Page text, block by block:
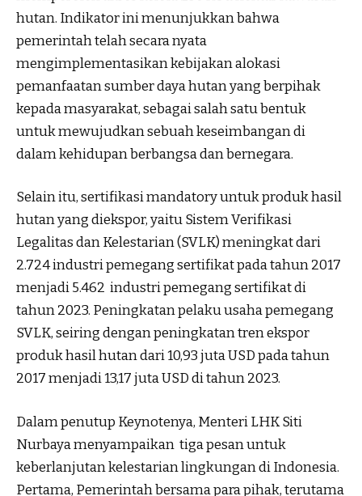
hutan. Indikator ini menunjukkan bahwa
pemerintah telah secara nyata
mengimplementasikan kebijakan alokasi
pemanfaatan sumber daya hutan yang berpihak
kepada masyarakat, sebagai salah satu bentuk
untuk mewujudkan sebuah keseimbangan di
dalam kehidupan berbangsa dan bernegara.
Selain itu, sertifikasi mandatory untuk produk hasil
hutan yang diekspor, yaitu Sistem Verifikasi
Legalitas dan Kelestarian (SVLK) meningkat dari
2.724 industri pemegang sertifikat pada tahun 2017
menjadi 5.462 industri pemegang sertifikat di
tahun 2023. Peningkatan pelaku usaha pemegang
SVLK, seiring dengan peningkatan tren ekspor
produk hasil hutan dari 10,93 juta USD pada tahun
2017 menjadi 13,17 juta USD di tahun 2023.
Dalam penutup Keynotenya, Menteri LHK Siti
Nurbaya menyampaikan tiga pesan untuk
keberlanjutan kelestarian lingkungan di Indonesia.
Pertama, Pemerintah bersama para pihak, terutama